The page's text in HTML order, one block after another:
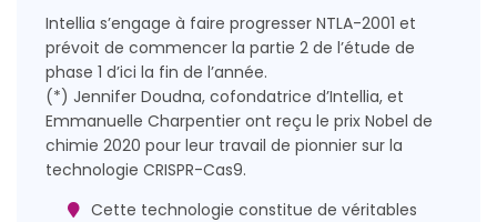
Intellia s’engage à faire progresser NTLA-2001 et
prévoit de commencer la partie 2 de l’étude de
phase 1 d’ici la fin de l’année.
(*) Jennifer Doudna, cofondatrice d’Intellia, et
Emmanuelle Charpentier ont reçu le prix Nobel de
chimie 2020 pour leur travail de pionnier sur la
technologie CRISPR-Cas9.
Cette technologie constitue de véritables